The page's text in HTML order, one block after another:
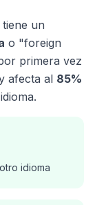
un
o "foreign
primera vez
afecta al 85%
idioma